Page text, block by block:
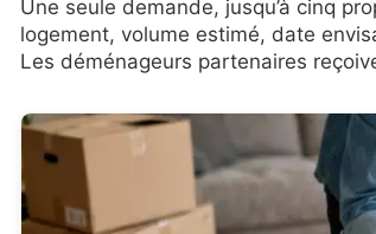
Une seule demande, jusqu’à cinq
logement, volume estimé, date
Les déménageurs partenaires